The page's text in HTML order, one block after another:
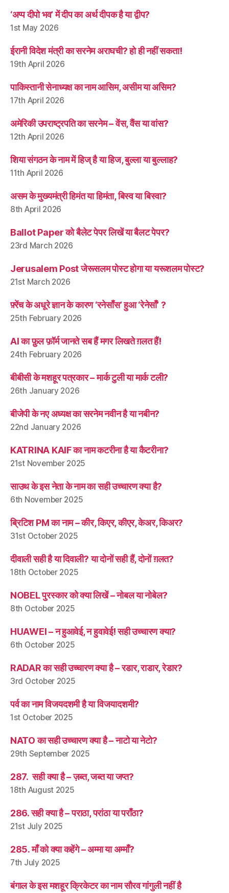
‘अप्प दीपो भव’ में दीप का अर्थ दीपक है या द्वीप?
1st May 2026
ईरानी विदेश मंत्री का सरनेम अराघची? हो ही नहीं सकता!
19th April 2026
पाकिस्तानी सेनाध्यक्ष का नाम आसिम, असीम या असिम?
17th April 2026
अमेरिकी उपराष्ट्रपति का सरनेम – वेंस, वैंस या वांस?
12th April 2026
शिया संगठन के नाम में हिज् है या हिज, बुल्ला या बुल्लाह?
11th April 2026
असम के मुख्यमंत्री हिमंत या हिमंता, बिस्व या बिस्वा?
8th April 2026
Ballot Paper को बैलेट पेपर लिखें या बैलट पेपर?
23rd March 2026
Jerusalem Post जेरूसलम पोस्ट होगा या यरूशलम पोस्ट?
21st March 2026
फ़्रेंच के अधूरे ज्ञान के कारण ‘रनेसाँस’ हुआ ‘रेनेसाँ’ ?
25th February 2026
AI का फ़ुल फ़ॉर्म जानते सब हैं मगर लिखते ग़लत हैं!
24th February 2026
बीबीसी के मशहूर पत्रकार – मार्क टुली या मार्क टली?
26th January 2026
बीजेपी के नए अध्यक्ष का सरनेम नवीन है या नबीन?
22nd January 2026
KATRINA KAIF का नाम कटरीना है या कैटरीना?
21st November 2025
साउथ के इस नेता के नाम का सही उच्चारण क्या है?
6th November 2025
ब्रिटिश PM का नाम – कीर, किएर, कीएर, केअर, किअर?
31st October 2025
दीवाली सही है या दिवाली? या दोनों सही हैं, दोनों ग़लत?
18th October 2025
NOBEL पुरस्कार को क्या लिखें – नोबल या नोबेल?
8th October 2025
HUAWEI – न हुआवेई, न हुवावेई! सही उच्चारण क्या?
6th October 2025
RADAR का सही उच्चारण क्या है – रडार, राडार, रेडार?
3rd October 2025
पर्व का नाम विजयदशमी है या विजयादशमी?
1st October 2025
NATO का सही उच्चारण क्या है – नाटो या नेटो?
29th September 2025
287. सही क्या है – ज़ब्त, जब्त या जप्त?
18th August 2025
286. सही क्या है – पराठा, परांठा या पराँठा?
21st July 2025
285. माँ को क्या कहेंगे – अम्मा या अम्माँ?
7th July 2025
बंगाल के इस मशहूर क्रिकेटर का नाम सौरव गांगुली नहीं है